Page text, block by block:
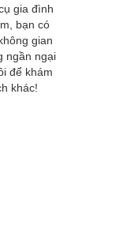
gia đình
, bạn có
gian
ngần ngại
để khám
khác!